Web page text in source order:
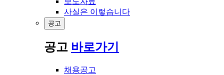
사실은 이렇습니다
공고
공고 바로가기
채용공고